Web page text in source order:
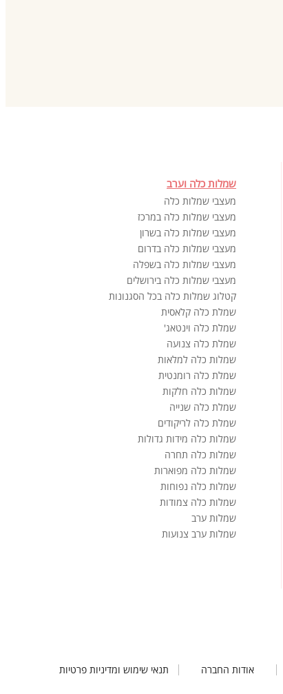
שמלות כלה וערב
מעצבי שמלות כלה
מעצבי שמלות כלה במרכז
מעצבי שמלות כלה בשרון
מעצבי שמלות כלה בדרום
מעצבי שמלות כלה בשפלה
מעצבי שמלות כלה בירושלים
קטלוג שמלות כלה בכל הסגנונות
שמלת כלה קלאסית
שמלת כלה וינטאג'
שמלת כלה צנועה
שמלות כלה למלאות
שמלת כלה רומנטית
שמלות כלה חלקות
שמלת כלה שנייה
שמלת כלה לריקודים
שמלות כלה מידות גדולות
שמלות כלה תחרה
שמלות כלה מפוארות
שמלות כלה נפוחות
שמלות כלה צמודות
שמלות ערב
שמלות ערב צנועות
אודות החברה תנאי שימוש ומדיניות פרטיות